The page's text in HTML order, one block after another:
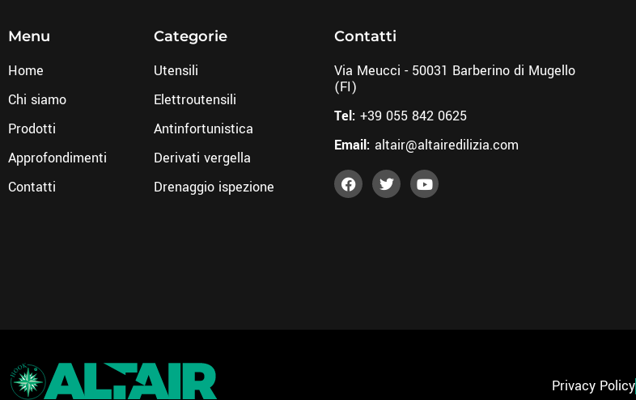
Menu
Home
Chi siamo
Prodotti
Approfondimenti
Contatti
Categorie
Utensili
Elettroutensili
Antinfortunistica
Derivati vergella
Drenaggio ispezione
Contatti
Via Meucci - 50031 Barberino di Mugello
(FI)
Tel: +39 055 842 0625
Email: altair@altairedilizia.com
Privacy Policy